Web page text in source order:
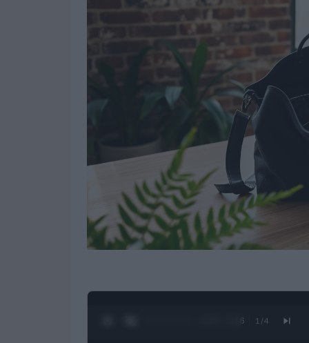
0:28 / 3:16 1 /4